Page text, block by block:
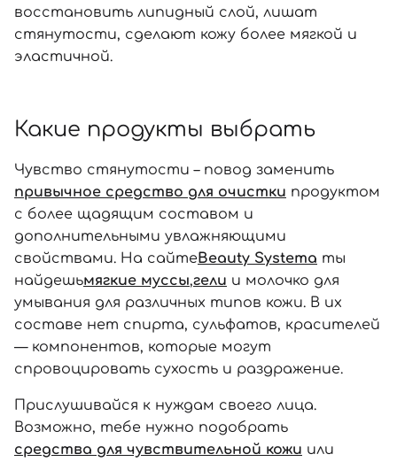
восстановить липидный слой, лишат
стянутости, сделают кожу более мягкой и
эластичной.
Какие продукты выбрать
Чувство стянутости – повод заменить
привычное средство для очистки продуктом
с более щадящим составом и
дополнительными увлажняющими
свойствами. На сайтеBeauty Systema ты
найдешьмягкие муссы,гели и молочко для
умывания для различных типов кожи. В их
составе нет спирта, сульфатов, красителей
— компонентов, которые могут
спровоцировать сухость и раздражение.
Прислушивайся к нуждам своего лица.
Возможно, тебе нужно подобрать
средства для чувствительной кожи или